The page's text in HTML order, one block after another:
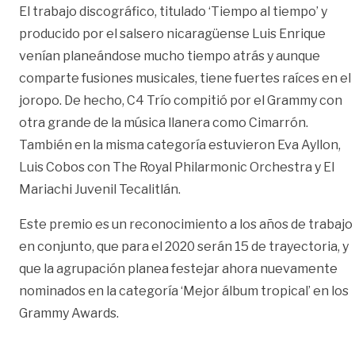
El trabajo discográfico, titulado ‘Tiempo al tiempo’ y
producido por el salsero nicaragüense Luis Enrique
venían planeándose mucho tiempo atrás y aunque
comparte fusiones musicales, tiene fuertes raíces en el
joropo. De hecho, C4 Trío compitió por el Grammy con
otra grande de la música llanera como Cimarrón.
También en la misma categoría estuvieron Eva Ayllon,
Luis Cobos con The Royal Philarmonic Orchestra y El
Mariachi Juvenil Tecalitlán.
Este premio es un reconocimiento a los años de trabajo
en conjunto, que para el 2020 serán 15 de trayectoria, y
que la agrupación planea festejar ahora nuevamente
nominados en la categoría ‘Mejor álbum tropical’ en los
Grammy Awards.